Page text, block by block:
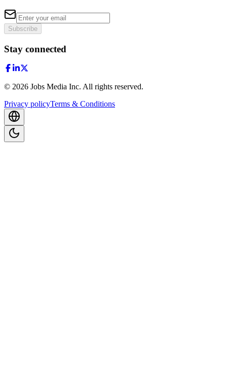
Subscribe
Stay connected
© 2026 Jobs Media Inc. All rights reserved.
Privacy policyTerms & Conditions